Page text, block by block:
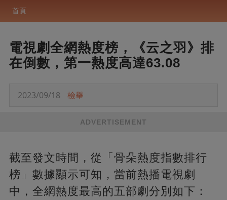
首頁
電視劇全網熱度榜，《云之羽》排
在倒數，第一熱度高達63.08
2023/09/18 檢舉
ADVERTISEMENT
截至發文時間，從「骨朵熱度指數排行
榜」數據顯示可知，當前熱播電視劇
中，全網熱度最高的五部劇分別如下：